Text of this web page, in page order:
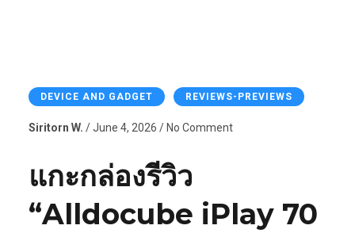
DEVICE AND GADGET REVIEWS-PREVIEWS
Siritorn W. / June 4, 2026 / No Comment
แกะกล่องรีวิว
“Alldocube iPlay 70